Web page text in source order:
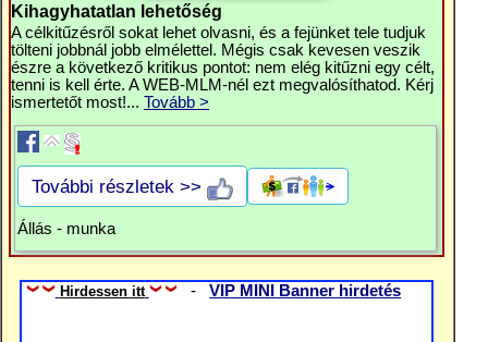
Kihagyhatatlan lehetőség
A célkitűzésről sokat lehet olvasni, és a fejünket tele tudjuk
tölteni jobbnál jobb elmélettel. Mégis csak kevesen veszik
észre a következő kritikus pontot: nem elég kitűzni egy célt,
tenni is kell érte. A WEB-MLM-nél ezt megvalósíthatod. Kérj
ismertetőt most!... Tovább >
További részletek >>
Állás - munka
Hirdessen itt -VIP MINI Banner hirdetés